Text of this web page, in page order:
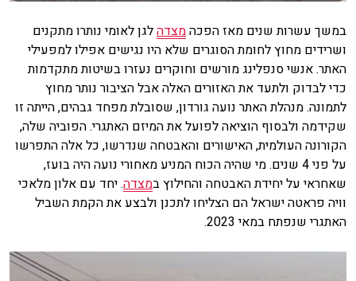
במשך עשרות שנים מאז הפכהמצדהלגן לאומי נותרו מתקנים
ושרידים מחוץ לחומת הסוגרים שלא היו נגישים אפילו למפעילי
האתר. אנשי סנפלינג מורשים וחוקרים נעזרו בשיטות מתקדמות
כדי לבדוק ולתעד את האזורים האלה אבל הציבור נותר מחוץ
לתמונה. מנהלת האתר נועה גורדון, שסובלת מפחד גבהים, הייתה זו
שקידמה ולבסוף הוציאה לפועל את המיזם האתגרי. הפוביה שלה,
הקורונה העולמית, האישורים והאבטחה שנדרשו, כל אלה התפרשו
על פני 4 שנים. מי שהיה הכוח המניע מאחורי נועה היה בועז,
שאחראי על יחידת האבטחה והחילוץ במצדה. יחד עם אלון מלאכי
וויה פראטה ישראל הם הצליחו לתכנן ולבצע את הקמת השביל
האתגרי שנפתח במאי 2023.